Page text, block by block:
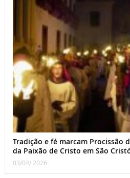
Tradição e fé marcam Procissão
da Paixão de Cristo em São
03/04/ 2026